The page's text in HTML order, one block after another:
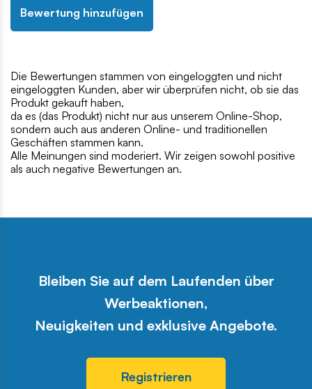
Bewertung hinzufügen
Die Bewertungen stammen von eingeloggten und nicht
eingeloggten Kunden, aber wir überprüfen nicht, ob sie das
Produkt gekauft haben,
da es (das Produkt) nicht nur aus unserem Online-Shop,
sondern auch aus anderen Online- und traditionellen
Geschäften stammen kann.
Alle Meinungen sind moderiert. Wir zeigen sowohl positive
als auch negative Bewertungen an.
Bleiben Sie auf dem Laufenden über
Werbeaktionen,
Neuigkeiten und exklusive Angebote.
Registrieren